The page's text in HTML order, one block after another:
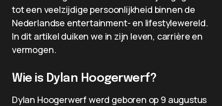
tot een veelzijdige persoonlijkheid binnen de
Nederlandse entertainment- en lifestylewereld.
In dit artikel duiken we in zijn leven, carrière en
vermogen.
Wie is Dylan Hoogerwerf?
Dylan Hoogerwerf werd geboren op 9 augustus